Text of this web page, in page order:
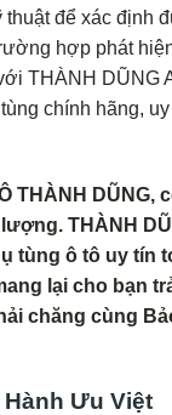
để xác định
hợp phát
THÀNH DŨNG
chính hãng,
THÀNH DŨNG,
THÀNH
tùng ô tô uy tín
lại cho bạn
chăng cùng
Ưu Việt